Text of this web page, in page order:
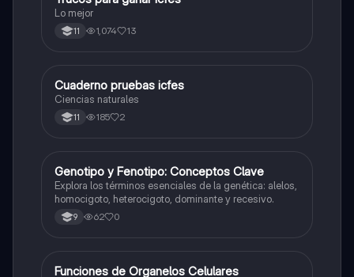
Lo mejor
11 1,074 13
Biologia
Cuaderno pruebas icfes
Ciencias naturales
11 185 2
GBiologia
Genotipo y Fenotipo: Conceptos Clave
Explora los términos esenciales de la genética: alelos,
homocigoto, heterocigoto, dominante y recesivo.
9 62 0
Biologia
Funciones de Organelos Celulares